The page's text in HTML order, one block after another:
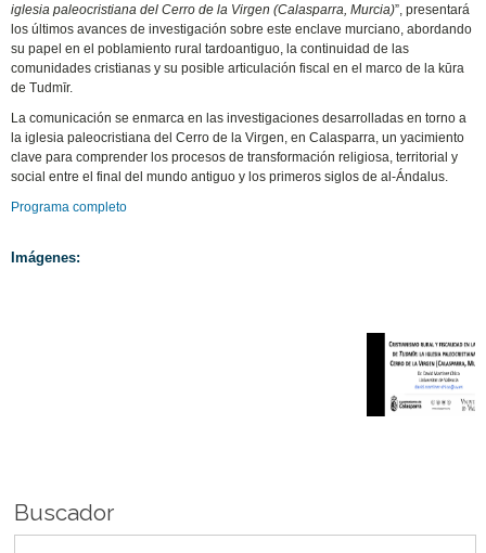
iglesia paleocristiana del Cerro de la Virgen (Calasparra, Murcia)”, presentará
los últimos avances de investigación sobre este enclave murciano, abordando
su papel en el poblamiento rural tardoantiguo, la continuidad de las
comunidades cristianas y su posible articulación fiscal en el marco de la kūra
de Tudmīr.
La comunicación se enmarca en las investigaciones desarrolladas en torno a
la iglesia paleocristiana del Cerro de la Virgen, en Calasparra, un yacimiento
clave para comprender los procesos de transformación religiosa, territorial y
social entre el final del mundo antiguo y los primeros siglos de al-Ándalus.
Programa completo
Imágenes:
Buscador